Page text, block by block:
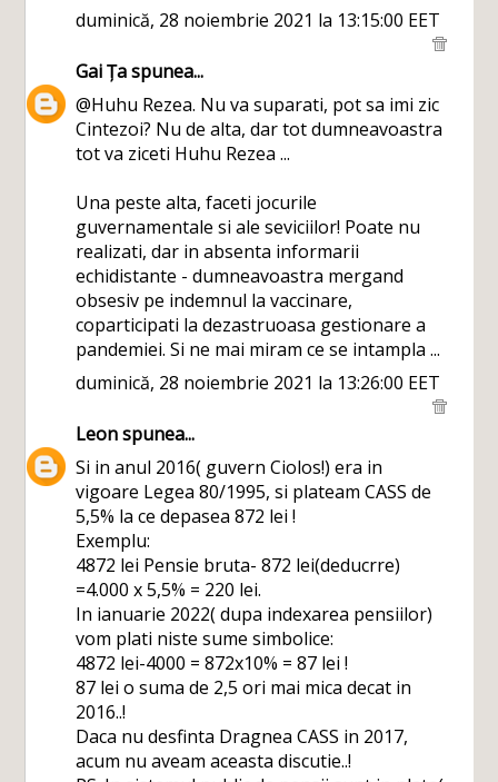
duminică, 28 noiembrie 2021 la 13:15:00 EET
Gai Țaspunea...
@Huhu Rezea. Nu va suparati, pot sa imi zic
Cintezoi? Nu de alta, dar tot dumneavoastra
tot va ziceti Huhu Rezea ...
Una peste alta, faceti jocurile
guvernamentale si ale seviciilor! Poate nu
realizati, dar in absenta informarii
echidistante - dumneavoastra mergand
obsesiv pe indemnul la vaccinare,
coparticipati la dezastruoasa gestionare a
pandemiei. Si ne mai miram ce se intampla ...
duminică, 28 noiembrie 2021 la 13:26:00 EET
Leonspunea...
Si in anul 2016( guvern Ciolos!) era in
vigoare Legea 80/1995, si plateam CASS de
5,5% la ce depasea 872 lei !
Exemplu:
4872 lei Pensie bruta- 872 lei(deducrre)
=4.000 x 5,5% = 220 lei.
In ianuarie 2022( dupa indexarea pensiilor)
vom plati niste sume simbolice:
4872 lei-4000 = 872x10% = 87 lei !
87 lei o suma de 2,5 ori mai mica decat in
2016..!
Daca nu desfinta Dragnea CASS in 2017,
acum nu aveam aceasta discutie..!